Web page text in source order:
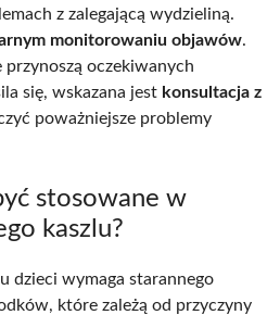
z zalegającą wydzieliną.
monitorowaniu objawów.
oczekiwanych
się, wskazana jest konsultacja z
poważniejsze problemy
stosowane w
kaszlu?
dzieci wymaga starannego
które zależą od przyczyny